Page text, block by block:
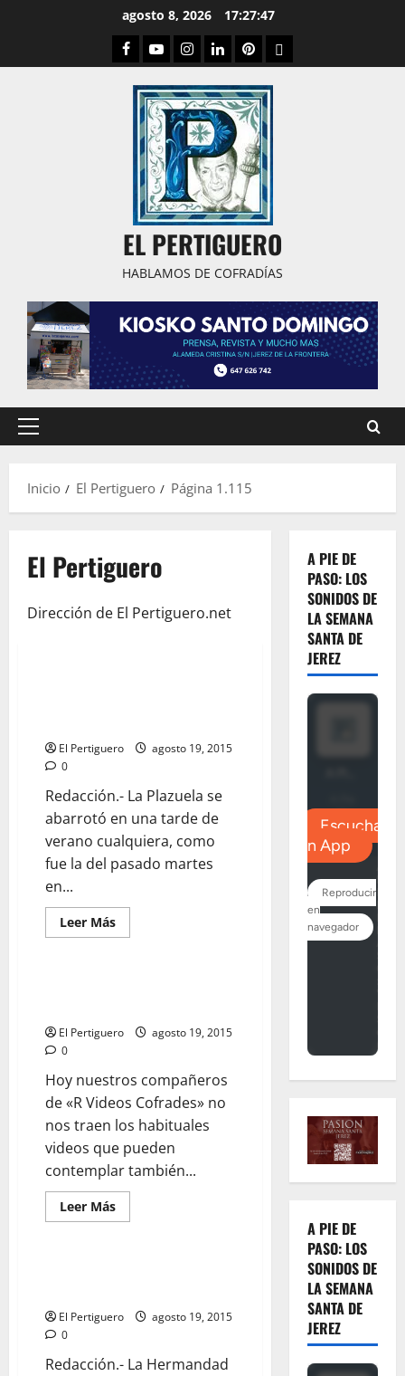
agosto 8, 2026 17:27:48
Facebook
YoutubeInstagram
LinkedPinterestDribbble
EL PERTIGUERO
HABLAMOS DE COFRADÍAS
Menú
Inicio
El Pertiguero Página 1.115
El Pertiguero
Dirección de El Pertiguero.net
El Pertiguero
agosto 19, 2015
0
Redacción.- La Plazuela se
abarrotó en una tarde de
verano cualquiera, como
fue la del pasado martes
en...
Leer MásLeer
más
Hermandad
de
ya
se
encuentran
en
Madre
de
Dios
El Pertiguero
agosto 19, 2015
0
Hoy nuestros compañeros
de «R Videos Cofrades» no
nos traen los habituales
videos que pueden
contemplar también...
Leer MásLeer
más
Crucis
Madrid»
El Pertiguero
agosto 19, 2015
0
Redacción.- La Hermandad
A PIE DE
PASO: LOS
SONIDOS DE
LA SEMANA
SANTA DE
JEREZ
A PIE DE
PASO: LOS
SONIDOS DE
LA SEMANA
SANTA DE
JEREZ